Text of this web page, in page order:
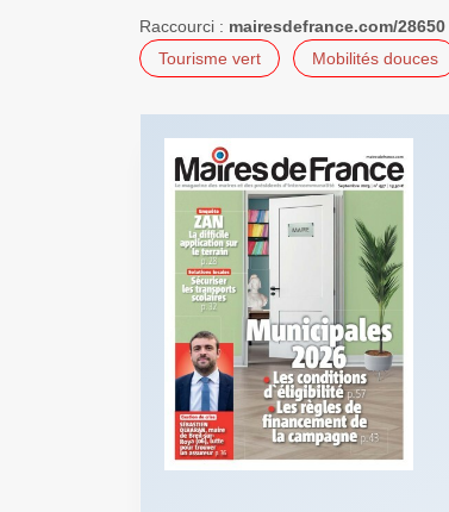
Raccourci : mairesdefrance.com/28650
Tourisme vert
Mobilités douces